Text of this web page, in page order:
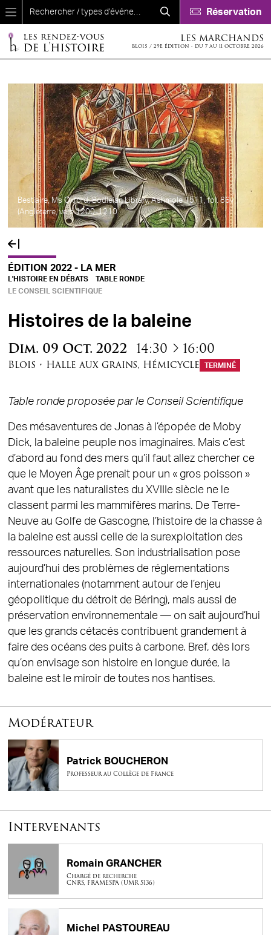
Aller au contenu principal
Réservation
LES MARCHANDS
BLOIS / 29E ÉDITION - DU 7 AU 11 OCTOBRE 2026
Bestiaire, Ms Oxford, Bodleian Library, Ashmole 1511, fol. 86v
(Angleterre, vers 1200-1210
ÉDITION 2022 - LA MER
L'HISTOIRE EN DÉBATS
TABLE RONDE
LE CONSEIL SCIENTIFIQUE
Histoires de la baleine
Dim. 09 Oct. 2022 14:30 à16:00
Blois • Halle aux grains, Hémicycle TERMINÉ
Table ronde proposée par le Conseil Scientifique
Des mésaventures de Jonas à l’épopée de Moby
Dick, la baleine peuple nos imaginaires. Mais c’est
d’abord au fond des mers qu’il faut allez chercher ce
que le Moyen Âge prenait pour un « gros poisson »
avant que les naturalistes du XVIIIe siècle ne le
classent parmi les mammifères marins. De Terre-
Neuve au Golfe de Gascogne, l’histoire de la chasse à
la baleine est aussi celle de la surexploitation des
ressources naturelles. Son industrialisation pose
aujourd’hui des problèmes de réglementations
internationales (notamment autour de l’enjeu
géopolitique du détroit de Béring), mais aussi de
préservation environnementale — on sait aujourd’hui
que les grands cétacés contribuent grandement à
faire des océans des puits à carbone. Bref, dès lors
qu’on envisage son histoire en longue durée, la
baleine est le miroir de toutes nos hantises.
Modérateur
Patrick BOUCHERON
Professeur au Collège de France
Intervenants
Romain GRANCHER
Chargé de recherche
CNRS, FRAMESPA (UMR 5136)
Michel PASTOUREAU